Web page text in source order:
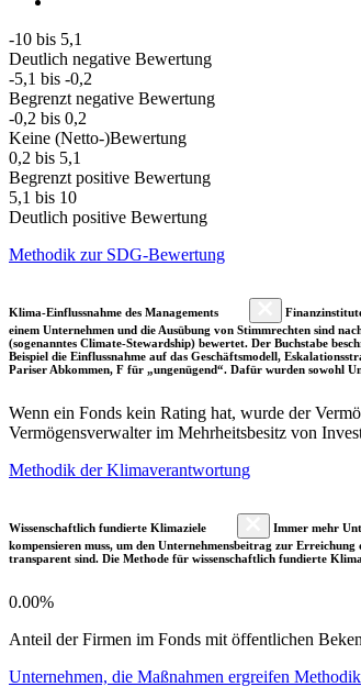
-10 bis 5,1
Deutlich negative Bewertung
-5,1 bis -0,2
Begrenzt negative Bewertung
-0,2 bis 0,2
Keine (Netto-)Bewertung
0,2 bis 5,1
Begrenzt positive Bewertung
5,1 bis 10
Deutlich positive Bewertung
Methodik zur SDG-Bewertung
Klima-Einflussnahme des Managements
einem Unternehmen und die Ausübung von Stimmrechten sind
(sogenanntes Climate-Stewardship) bewertet. Der Buchstabe
Beispiel die Einflussnahme auf das Geschäftsmodell,
Pariser Abkommen, F für „ungenügend“. Dafür wurden sowohl
Wenn ein Fonds kein Rating hat, wurde der
Vermögensverwalter im Mehrheitsbesitz von
Methodik der Klimaverantwortung
Wissenschaftlich fundierte Klimaziele
Immer mehr
kompensieren muss, um den Unternehmensbeitrag zur
transparent sind. Die Methode für wissenschaftlich fundierte
0.00%
Anteil der Firmen im Fonds mit öffentlichen
Unternehmen, die Maßnahmen ergreifen Methodik